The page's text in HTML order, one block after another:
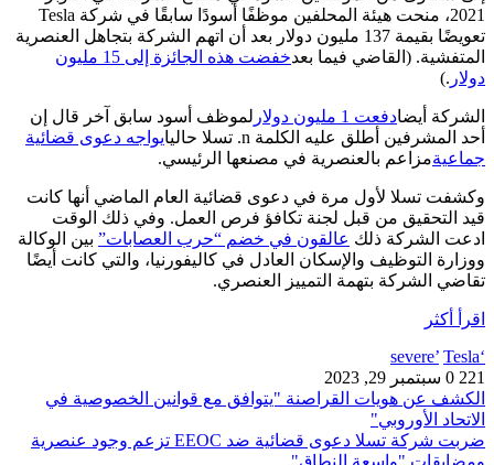
2021، منحت هيئة المحلفين موظفًا أسودًا سابقًا في شركة Tesla
تعويضًا بقيمة 137 مليون دولار بعد أن اتهم الشركة بتجاهل العنصرية
المتفشية. (القاضي فيما بعد
خفضت هذه الجائزة إلى 15 مليون
دولار .)
الشركة أيضادفعت 1 مليون دولار
لموظف أسود سابق آخر قال إن
أحد المشرفين أطلق عليه الكلمة n. تسلا حاليا
يواجه دعوى قضائية
جماعيةمزاعم بالعنصرية في مصنعها الرئيسي.
وكشفت تسلا لأول مرة في دعوى قضائية العام الماضي أنها كانت
قيد التحقيق من قبل لجنة تكافؤ فرص العمل. وفي ذلك الوقت
ادعت الشركة ذلك عالقون في خضم “حرب العصابات” بين الوكالة
ووزارة التوظيف والإسكان العادل في كاليفورنيا، والتي كانت أيضًا
تقاضي الشركة بتهمة التمييز العنصري.
اقرأ أكثر
‘severe’
Tesla
221
0 سبتمبر 29, 2023
الكشف عن هويات القراصنة "يتوافق مع قوانين الخصوصية في
الاتحاد الأوروبي"
ضربت شركة تسلا دعوى قضائية ضد EEOC تزعم وجود عنصرية